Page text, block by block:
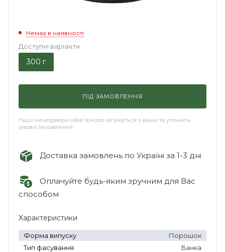
Немає в наявності
Доступні варіанти
300 г
ПІД ЗАМОВЛЕННЯ
Наші менеджери обов'язково зв'яжуться з вами та уточнять
умови замовлення
Доставка замовлень по Україні за 1-3 дні
Оплачуйте будь-яким зручним для Вас
способом
Характеристики
Форма випуску
Порошок
Тип фасування
Банка